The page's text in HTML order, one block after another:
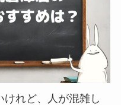
けれど、人が混雑し